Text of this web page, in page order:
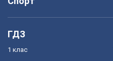
ГДЗ
1 клас